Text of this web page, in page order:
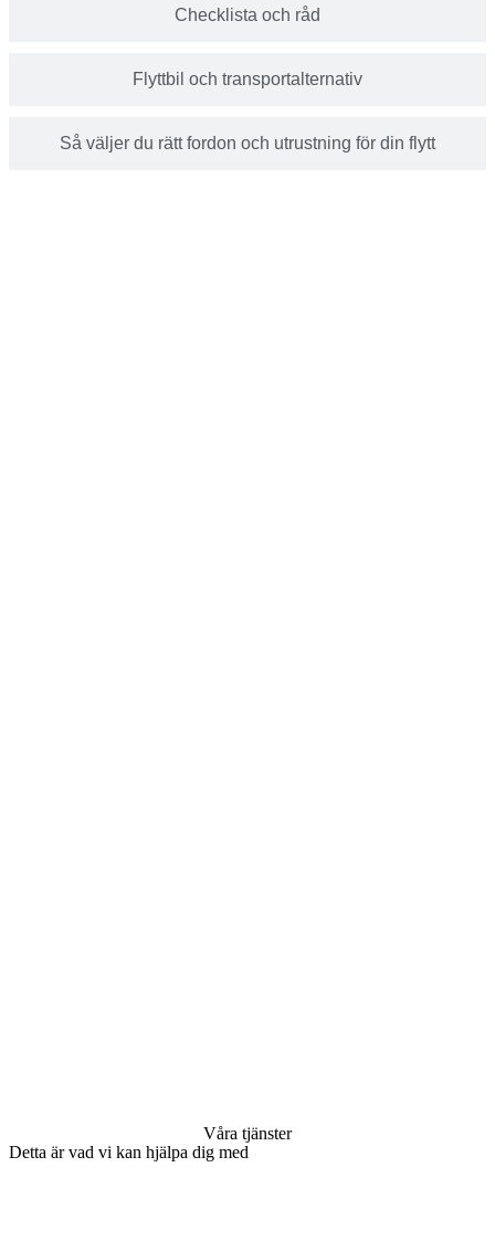
Checklista och råd
Flyttbil och transportalternativ
Så väljer du rätt fordon och utrustning för din flytt
Våra tjänster
Detta är vad vi kan hjälpa dig med